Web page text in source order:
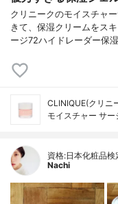
クリニークのモイスチャ
きて、保湿クリームをス
ージ72ハイドレーダー保
CLINIQUE(クリニ
モイスチャー サ
資格:日本化粧品検
Nachi